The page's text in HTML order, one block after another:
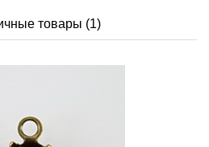
товары (1)